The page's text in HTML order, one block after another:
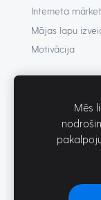
Interneta
Mājas lapu
Motivācija
Noteikumi
Mēs